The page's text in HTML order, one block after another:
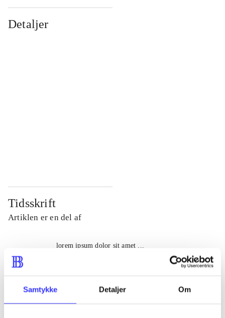
Samtykke Detaljer Om
Detaljer
Tidsskrift
Artiklen er en del af
lorem ipsum dolor sit amet ...